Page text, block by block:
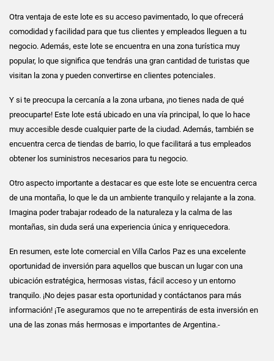
Otra ventaja de este lote es su acceso pavimentado, lo que ofrecerá
comodidad y facilidad para que tus clientes y empleados lleguen a tu
negocio. Además, este lote se encuentra en una zona turística muy
popular, lo que significa que tendrás una gran cantidad de turistas que
visitan la zona y pueden convertirse en clientes potenciales.
Y si te preocupa la cercanía a la zona urbana, ¡no tienes nada de qué
preocuparte! Este lote está ubicado en una vía principal, lo que lo hace
muy accesible desde cualquier parte de la ciudad. Además, también se
encuentra cerca de tiendas de barrio, lo que facilitará a tus empleados
obtener los suministros necesarios para tu negocio.
Otro aspecto importante a destacar es que este lote se encuentra cerca
de una montaña, lo que le da un ambiente tranquilo y relajante a la zona.
Imagina poder trabajar rodeado de la naturaleza y la calma de las
montañas, sin duda será una experiencia única y enriquecedora.
En resumen, este lote comercial en Villa Carlos Paz es una excelente
oportunidad de inversión para aquellos que buscan un lugar con una
ubicación estratégica, hermosas vistas, fácil acceso y un entorno
tranquilo. ¡No dejes pasar esta oportunidad y contáctanos para más
información! ¡Te aseguramos que no te arrepentirás de esta inversión en
una de las zonas más hermosas e importantes de Argentina.-